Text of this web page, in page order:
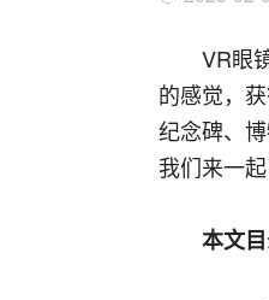
VR眼
的感觉，
纪念碑、
我们来一
本文